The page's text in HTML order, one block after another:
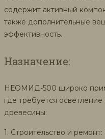
содержит активный
также дополнительные
эффективность.
Назначение:
НЕОМИД-500 широко
где требуется
древесины:
1. Строительство и